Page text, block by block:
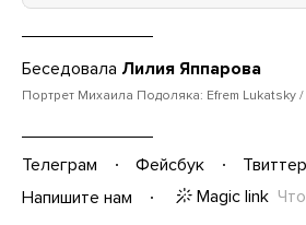
Беседовала Лилия Яппарова
Портрет Михаила Подоляка: Efrem Lukatsky /
Телеграм Фейсбук Твиттер
Напишите нам
Magic link